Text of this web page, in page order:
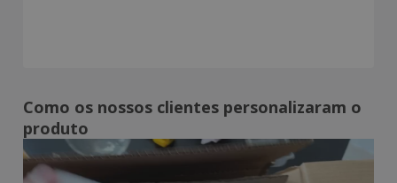
Como os nossos clientes personalizaram o
produto